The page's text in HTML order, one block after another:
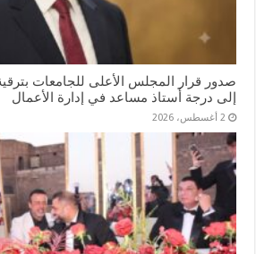
صدور قرار المجلس الأعلى للجامعات
إلى درجة أستاذ مساعد في إدارة الأعمال
2 أغسطس، 2026